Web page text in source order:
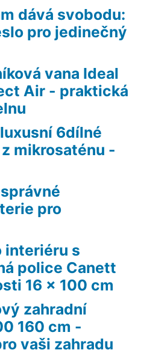
dává svobodu:
pro jedinečný
vana Ideal
Air - praktická
6dílné
mikrosaténu -
pro
interiéru s
police Canett
16 x 100 cm
zahradní
160 cm -
vaši zahradu